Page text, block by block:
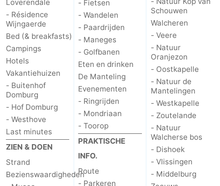
Loverendale
- Résidence
Wijngaerde
Bed (& breakfasts)
Campings
Hotels
Vakantiehuizen
- Buitenhof
Domburg
- Hof Domburg
- Westhove
Last minutes
ZIEN & DOEN
Strand
Bezienswaardigheden
- Fietsen
- Wandelen
- Paardrijden
- Maneges
- Golfbanen
Eten en drinken
De Manteling
Evenementen
- Ringrijden
- Mondriaan
- Toorop
PRAKTISCHE
INFO.
Route
- Parkeren
Schouwen
Walcheren
- Veere
- Natuur
Oranjezon
- Oostkapelle
- Natuur de
Mantelingen
- Westkapelle
- Zoutelande
- Natuur
Walcherse bos
- Dishoek
- Vlissingen
- Middelburg